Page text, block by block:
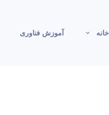
خانه آموزش فناوری